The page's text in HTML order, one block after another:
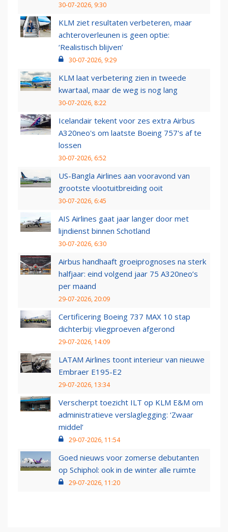
30-07-2026, 9:30
KLM ziet resultaten verbeteren, maar
achteroverleunen is geen optie:
‘Realistisch blijven’
30-07-2026, 9:29
KLM laat verbetering zien in tweede
kwartaal, maar de weg is nog lang
30-07-2026, 8:22
Icelandair tekent voor zes extra Airbus
A320neo's om laatste Boeing 757's af te
lossen
30-07-2026, 6:52
US-Bangla Airlines aan vooravond van
grootste vlootuitbreiding ooit
30-07-2026, 6:45
AIS Airlines gaat jaar langer door met
lijndienst binnen Schotland
30-07-2026, 6:30
Airbus handhaaft groeiprognoses na sterk
halfjaar: eind volgend jaar 75 A320neo’s
per maand
29-07-2026, 20:09
Certificering Boeing 737 MAX 10 stap
dichterbij: vliegproeven afgerond
29-07-2026, 14:09
LATAM Airlines toont interieur van nieuwe
Embraer E195-E2
29-07-2026, 13:34
Verscherpt toezicht ILT op KLM E&M om
administratieve verslaglegging: ‘Zwaar
middel’
29-07-2026, 11:54
Goed nieuws voor zomerse debutanten
op Schiphol: ook in de winter alle ruimte
29-07-2026, 11:20